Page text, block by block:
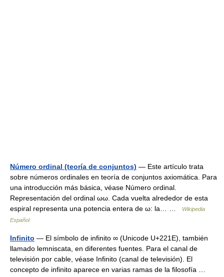
Número ordinal (teoría de conjuntos) — Este artículo trata
sobre números ordinales en teoría de conjuntos axiomática. Para
una introducción más básica, véase Número ordinal.
Representación del ordinal ωω. Cada vuelta alrededor de esta
espiral representa una potencia entera de ω: la… …
Wikipedia
Español
Infinito — El símbolo de infinito ∞ (Unicode U+221E), también
llamado lemniscata, en diferentes fuentes. Para el canal de
televisión por cable, véase Infinito (canal de televisión). El
concepto de infinito aparece en varias ramas de la filosofía …